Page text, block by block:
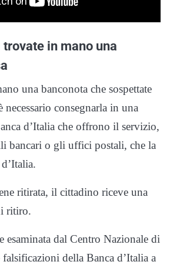
in mano una
una banconota che sospettate
necessario consegnarla in una
d’Italia che offrono il servizio,
bancari o gli uffici postali, che la
ritirata, il cittadino riceve una
ritiro.
esaminata dal Centro Nazionale di
della Banca d’Italia a